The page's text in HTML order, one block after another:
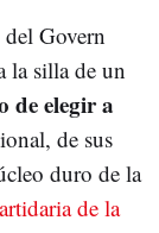
Govern
la silla de un
de elegir a
de sus
duro de la
de la